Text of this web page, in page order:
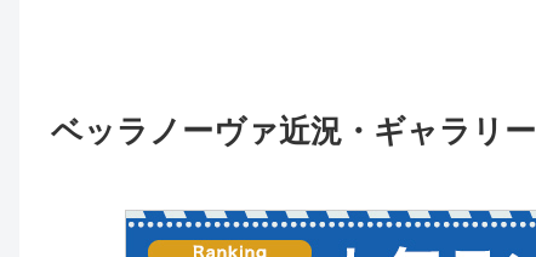
ベッラノーヴァ近況・ギャラリー